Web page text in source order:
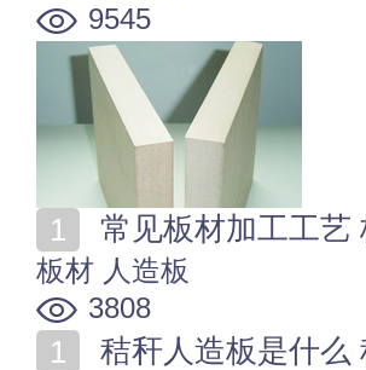
9545
常见板材加工工艺
板材 人造板
3808
秸秆人造板是什么